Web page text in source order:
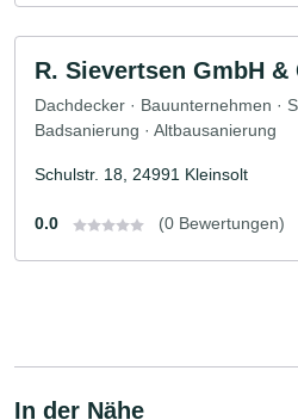
R. Sievertsen GmbH &
Dachdecker · Bauunternehmen ·
Badsanierung · Altbausanierung
Schulstr. 18, 24991 Kleinsolt
0.0 (0 Bewertungen)
In der Nähe